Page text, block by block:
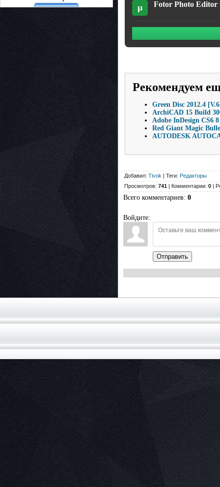
µ Fotor Photo Editor
Рекомендуем
Green Disc 2012.4
ArchiCAD 15 Build
Adobe InDesign CS6
Red Giant Magic
AUTODESK
Добавил: Tivok | Теги: Редакторы
Просмотров: 741 | Комментарии: 0 |
Всего комментариев: 0
Войдите:
Отправить